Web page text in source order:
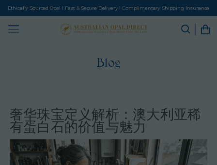
Ethically Sourced Opal I Fast & Secure Delivery I Complimentary Shipping Insurance
Blog
奢华珠宝定义解析：澳大利亚稀
有蛋白石的价值与魅力